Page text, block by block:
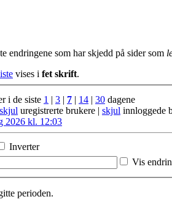
endringene som har skjedd på sider som
vises i fet skrift.
i de siste 1 | 3 | 7 | 14 | 30 dagene
skjul uregistrerte brukere | skjul innloggede
2026 kl. 12:03
Inverter
Vis
perioden.